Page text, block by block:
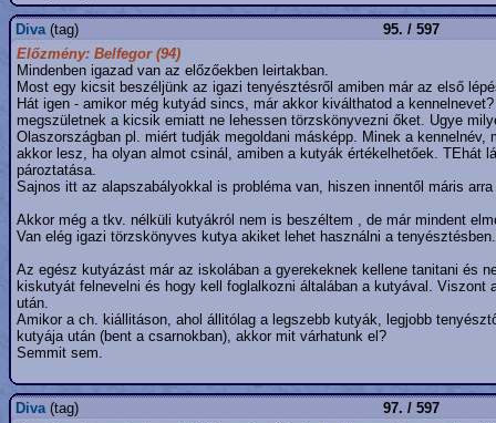
Diva(tag)
95. / 597
Előzmény: Belfegor (94)
Mindenben igazad van az előzőekben leirtakban.
Most egy kicsit beszéljünk az igazi tenyésztésről amiben már az első
Hát igen - amikor még kutyád sincs, már akkor kiválthatod a
megszületnek a kicsik emiatt ne lehessen törzskönyvezni őket. Ugye
Olaszországban pl. miért tudják megoldani másképp. Minek a
akkor lesz, ha olyan almot csinál, amiben a kutyák értékelhetőek.
pároztatása.
Sajnos itt az alapszabályokkal is probléma van, hiszen innentől máris
Akkor még a tkv. nélküli kutyákról nem is beszéltem , de már mindent
Van elég igazi törzskönyves kutya akiket lehet használni a tenyésztésben.
Az egész kutyázást már az iskolában a gyerekeknek kellene tanitani és
kiskutyát felnevelni és hogy kell foglalkozni általában a kutyával.
után.
Amikor a ch. kiállitáson, ahol állitólag a legszebb kutyák, legjobb
kutyája után (bent a csarnokban), akkor mit várhatunk el?
Semmit sem.
Diva(tag)
97. / 597